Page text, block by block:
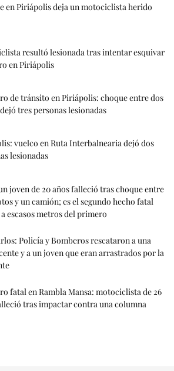
en Piriápolis deja un motociclista herido
resultó lesionada tras intentar esquivar
en Piriápolis
de tránsito en Piriápolis: choque entre dos
tres personas lesionadas
vuelco en Ruta Interbalnearia dejó dos
lesionadas
joven de 20 años falleció tras choque entre
y un camión; es el segundo hecho fatal
escasos metros del primero
Policía y Bomberos rescataron a una
y a un joven que eran arrastrados por la
fatal en Rambla Mansa: motociclista de 26
tras impactar contra una columna